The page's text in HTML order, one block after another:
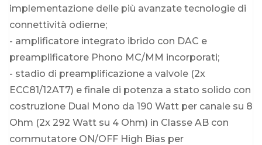
implementazione delle più avanzate tecnologie di
connettività odierne;
- amplificatore integrato ibrido con DAC e
preamplificatore Phono MC/MM incorporati;
- stadio di preamplificazione a valvole (2x
ECC81/12AT7) e finale di potenza a stato solido con
costruzione Dual Mono da 190 Watt per canale su 8
Ohm (2x 292 Watt su 4 Ohm) in Classe AB con
commutatore ON/OFF High Bias per